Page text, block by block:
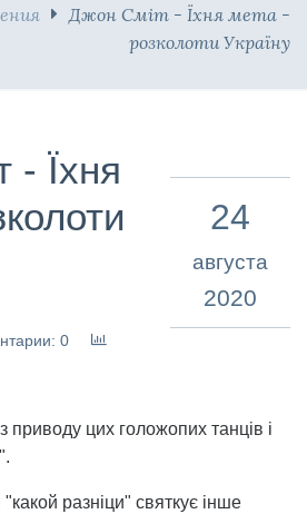
Джон Сміт - Їхня мета -
розколоти Україну
- Їхня
0
24
августа
2020
приводу цих голожопих танців і
разніци" святкує інше